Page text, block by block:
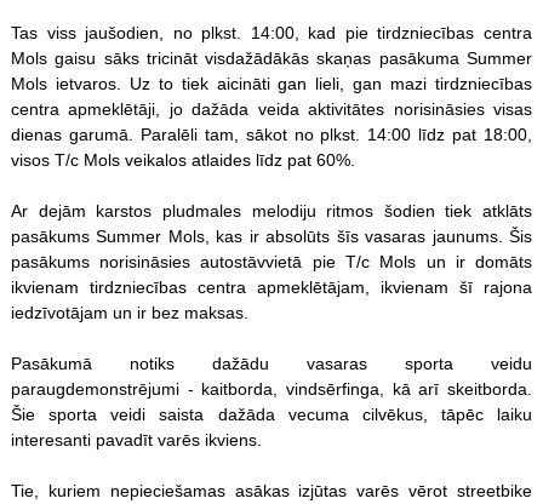
Tas viss jaušodien, no plkst. 14:00, kad pie tirdzniecības centra
Mols gaisu sāks tricināt visdažādākās skaņas pasākuma Summer
Mols ietvaros. Uz to tiek aicināti gan lieli, gan mazi tirdzniecības
centra apmeklētāji, jo dažāda veida aktivitātes norisināsies visas
dienas garumā. Paralēli tam, sākot no plkst. 14:00 līdz pat 18:00,
visos T/c Mols veikalos atlaides līdz pat 60%.
Ar dejām karstos pludmales melodiju ritmos šodien tiek atklāts
pasākums Summer Mols, kas ir absolūts šīs vasaras jaunums. Šis
pasākums norisināsies autostāvvietā pie T/c Mols un ir domāts
ikvienam tirdzniecības centra apmeklētājam, ikvienam šī rajona
iedzīvotājam un ir bez maksas.
Pasākumā notiks dažādu vasaras sporta veidu
paraugdemonstrējumi - kaitborda, vindsērfinga, kā arī skeitborda.
Šie sporta veidi saista dažāda vecuma cilvēkus, tāpēc laiku
interesanti pavadīt varēs ikviens.
Tie, kuriem nepieciešamas asākas izjūtas varēs vērot streetbike